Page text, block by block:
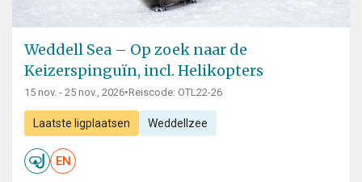
Weddell Sea – Op zoek naar de
Keizerspinguïn, incl. Helikopters
15 nov. - 25 nov., 2026•Reiscode: OTL22-26
Laatste ligplaatsen Weddellzee
EN